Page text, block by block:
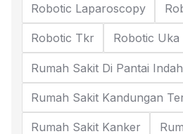
Robotic Laparoscopy
Robotic Tkr Robotic Uka
Rumah Sakit Di Pantai
Rumah Sakit Kandungan
Rumah Sakit Kanker